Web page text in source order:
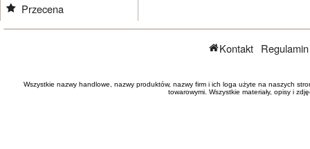
Przecena
Kontakt
Wszystkie nazwy handlowe, nazwy produktów, nazwy firm i ich loga użyte na naszych
towarowymi. Wszystkie materiały, opisy i